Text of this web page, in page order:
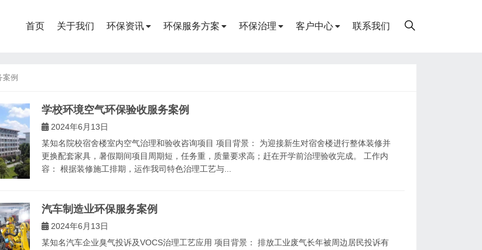
首页 关于我们 环保资讯 环保服务方案 环保治理 客户中心 联系我们
案例
学校环境空气环保验收服务案例
2024年6月13日
某知名院校宿舍楼室内空气治理和验收咨询项目 项目背景： 为迎接新生对宿舍楼进行整体装修并
更换配套家具，暑假期间项目周期短，任务重，质量要求高；赶在开学前治理验收完成。 工作内
容： 根据装修施工排期，运作我司特色治理工艺与...
汽车制造业环保服务案例
2024年6月13日
某知名汽车企业臭气投诉及VOCS治理工艺应用 项目背景： 排放工业废气长年被周边居民投诉有